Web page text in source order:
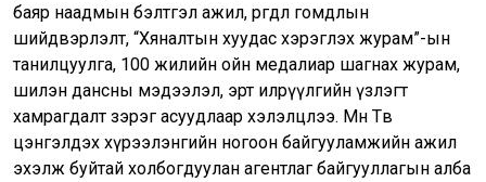
баяр наадмын бэлтгэл ажил, өргөдөл гомдлын
шийдвэрлэлт, “Хяналтын хуудас хэрэглэх журам”-ын
танилцуулга, 100 жилийн ойн медалиар шагнах журам,
шилэн дансны мэдээлэл, эрт илрүүлгийн үзлэгт
хамрагдалт зэрэг асуудлаар хэлэлцлээ. Мөн Төв
цэнгэлдэх хүрээлэнгийн ногоон байгууламжийн ажил
эхэлж буйтай холбогдуулан агентлаг байгууллагын алба